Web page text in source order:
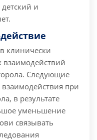
и
клинически
взаимодействий
Следующие
при
в результате
уменьшение
связывать